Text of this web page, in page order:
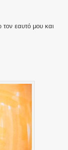
εαυτό μου και